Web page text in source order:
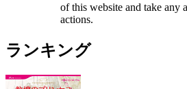
of this website and take any
actions.
ランキング